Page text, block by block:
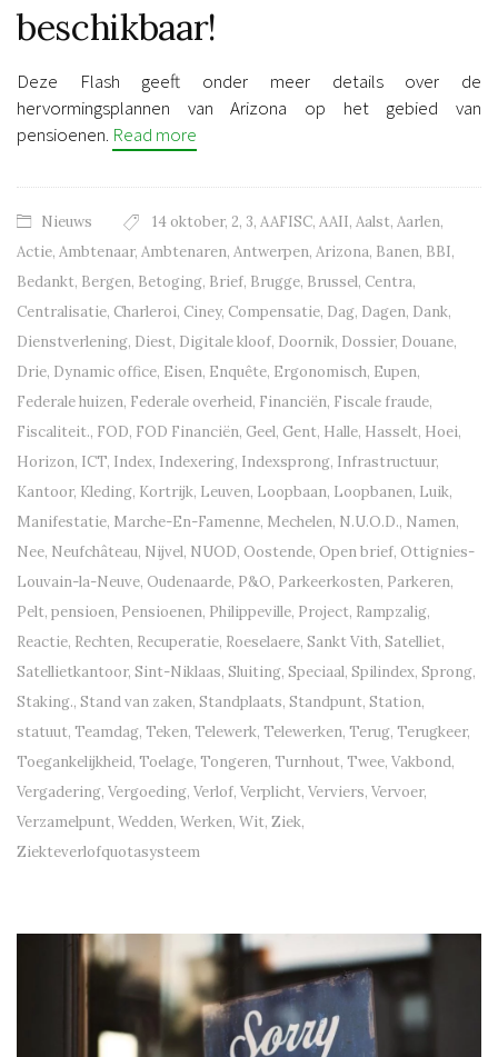
beschikbaar!
Deze Flash geeft onder meer details over de
hervormingsplannen van Arizona op het gebied van
pensioenen. Read more
Nieuws 14 oktober, 2, 3, AAFISC, AAII, Aalst, Aarlen,
Actie, Ambtenaar, Ambtenaren, Antwerpen, Arizona, Banen, BBI,
Bedankt, Bergen, Betoging, Brief, Brugge, Brussel, Centra,
Centralisatie, Charleroi, Ciney, Compensatie, Dag, Dagen, Dank,
Dienstverlening, Diest, Digitale kloof, Doornik, Dossier, Douane,
Drie, Dynamic office, Eisen, Enquête, Ergonomisch, Eupen,
Federale huizen, Federale overheid, Financiën, Fiscale fraude,
Fiscaliteit., FOD, FOD Financiën, Geel, Gent, Halle, Hasselt, Hoei,
Horizon, ICT, Index, Indexering, Indexsprong, Infrastructuur,
Kantoor, Kleding, Kortrijk, Leuven, Loopbaan, Loopbanen, Luik,
Manifestatie, Marche-En-Famenne, Mechelen, N.U.O.D., Namen,
Nee, Neufchâteau, Nijvel, NUOD, Oostende, Open brief, Ottignies-
Louvain-la-Neuve, Oudenaarde, P&O, Parkeerkosten, Parkeren,
Pelt, pensioen, Pensioenen, Philippeville, Project, Rampzalig,
Reactie, Rechten, Recuperatie, Roeselaere, Sankt Vith, Satelliet,
Satellietkantoor, Sint-Niklaas, Sluiting, Speciaal, Spilindex, Sprong,
Staking., Stand van zaken, Standplaats, Standpunt, Station,
statuut, Teamdag, Teken, Telewerk, Telewerken, Terug, Terugkeer,
Toegankelijkheid, Toelage, Tongeren, Turnhout, Twee, Vakbond,
Vergadering, Vergoeding, Verlof, Verplicht, Verviers, Vervoer,
Verzamelpunt, Wedden, Werken, Wit, Ziek,
Ziekteverlofquotasysteem